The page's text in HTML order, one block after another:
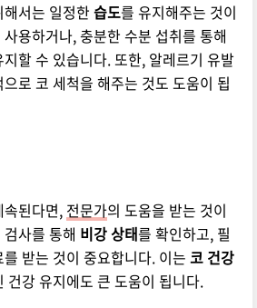
서는 일정한 습도를 유지해주는 것이
용하거나, 충분한 수분 섭취를 통해
할 수 있습니다. 또한, 알레르기 유발
로 코 세척을 해주는 것도 도움이 됩
된다면, 전문가의 도움을 받는 것이
사를 통해 비강 상태를 확인하고, 필
받는 것이 중요합니다. 이는 코 건강
건강 유지에도 큰 도움이 됩니다.